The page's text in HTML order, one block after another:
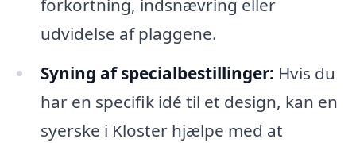
forkortning, indsnævring eller
udvidelse af plaggene.
Syning af specialbestillinger: Hvis du
har en specifik idé til et design, kan en
syerske i Kloster hjælpe med at